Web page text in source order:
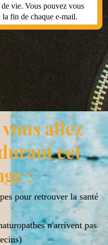
vie. Vous pouvez vous
la fin de chaque e-mail.
allez
cet
:
pour retrouver la santé
n'arrivent pas